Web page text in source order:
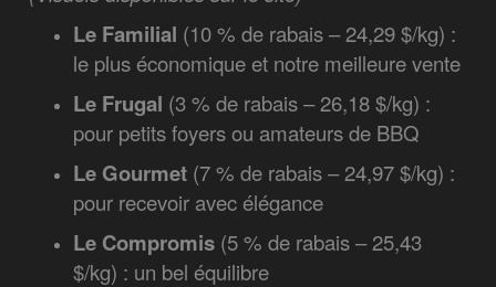
Le Familial (10 % de rabais – 24,29 $/kg) :
le plus économique et notre meilleure vente
Le Frugal (3 % de rabais – 26,18 $/kg) :
pour petits foyers ou amateurs de BBQ
Le Gourmet (7 % de rabais – 24,97 $/kg) :
pour recevoir avec élégance
Le Compromis (5 % de rabais – 25,43
$/kg) : un bel équilibre